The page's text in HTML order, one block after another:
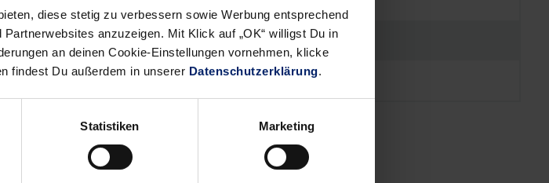
diese stetig zu verbessern sowie Werbung entsprechend
anzuzeigen. Mit Klick auf „OK“ willigst Du in
an deinen Cookie-Einstellungen vornehmen, klicke
findest Du außerdem in unserer Datenschutzerklärung.
Statistiken Marketing
Tore 1043
Tore Ø 30,68